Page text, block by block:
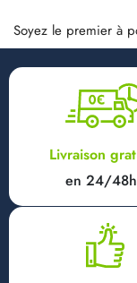
Soyez le premier à
Livraison
en 24/